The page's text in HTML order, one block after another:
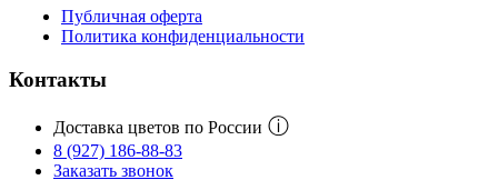
Публичная оферта
Политика конфиденциальности
Контакты
Доставка цветов по России ⓘ
8 (927) 186-88-83
Заказать звонок